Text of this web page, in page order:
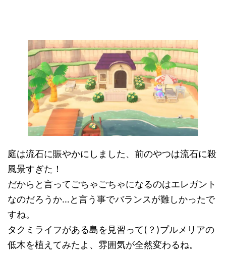
庭は流石に賑やかにしました、前のやつは流石に殺
風景すぎた！
だからと言ってごちゃごちゃになるのはエレガント
なのだろうか…と言う事でバランスが難しかったで
すね。
タクミライフがある島を見習って(？)プルメリアの
低木を植えてみたよ、雰囲気が全然変わるね。